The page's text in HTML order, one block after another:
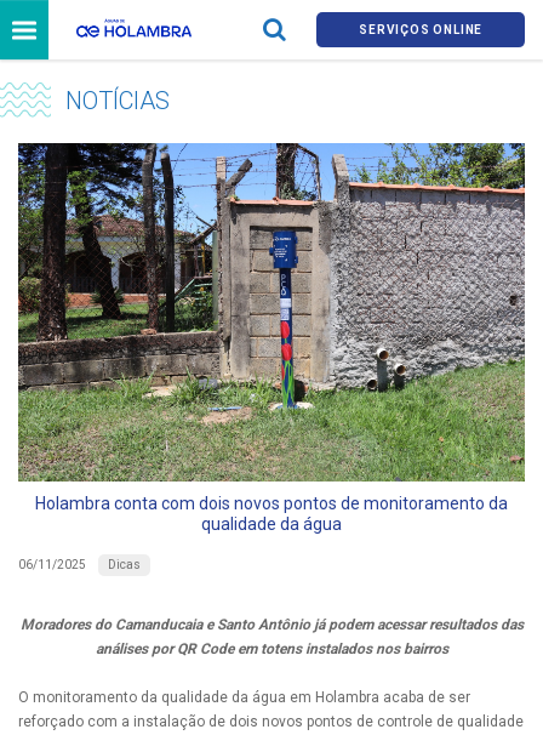
SERVIÇOS ONLINE
NOTÍCIAS
Holambra conta com dois novos pontos de monitoramento da
qualidade da água
06/11/2025 Dicas
Moradores do Camanducaia e Santo Antônio já podem acessar resultados das
análises por QR Code em totens instalados nos bairros
O monitoramento da qualidade da água em Holambra acaba de ser
reforçado com a instalação de dois novos pontos de controle de qualidade